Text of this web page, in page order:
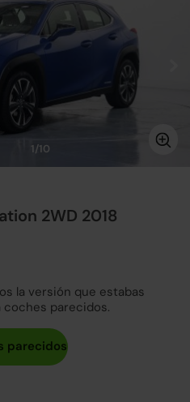
1/10
2WD 2018
la versión que estabas
coches parecidos.